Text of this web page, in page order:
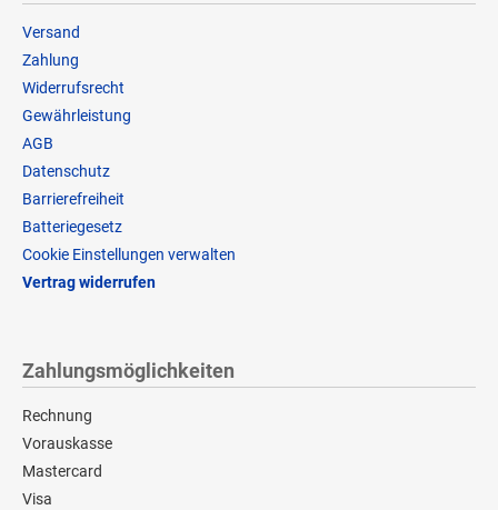
Versand
Zahlung
Widerrufsrecht
Gewährleistung
AGB
Datenschutz
Barrierefreiheit
Batteriegesetz
Cookie Einstellungen verwalten
Vertrag widerrufen
Zahlungsmöglichkeiten
Rechnung
Vorauskasse
Mastercard
Visa